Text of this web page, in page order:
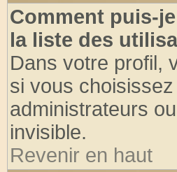
Comment puis-
la liste des
Dans votre profil,
si vous choisissez
administrateurs
invisible.
Revenir en haut